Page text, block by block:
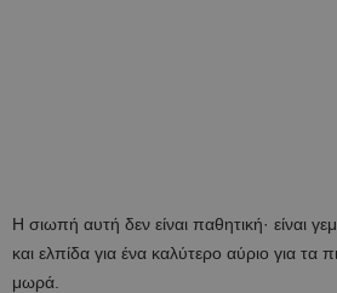
Η σιωπή αυτή δεν είναι παθητική· είναι
και ελπίδα για ένα καλύτερο αύριο για τα
μωρά.